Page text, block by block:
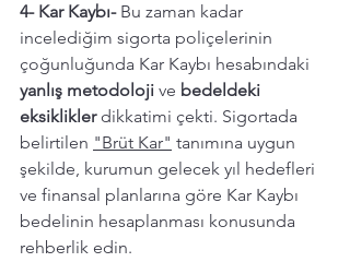
4- Kar Kaybı- Bu zaman kadar
incelediğim sigorta poliçelerinin
çoğunluğunda Kar Kaybı hesabındaki
yanlış metodoloji ve bedeldeki
eksiklikler dikkatimi çekti. Sigortada
belirtilen "Brüt Kar" tanımına uygun
şekilde, kurumun gelecek yıl hedefleri
ve finansal planlarına göre Kar Kaybı
bedelinin hesaplanması konusunda
rehberlik edin.